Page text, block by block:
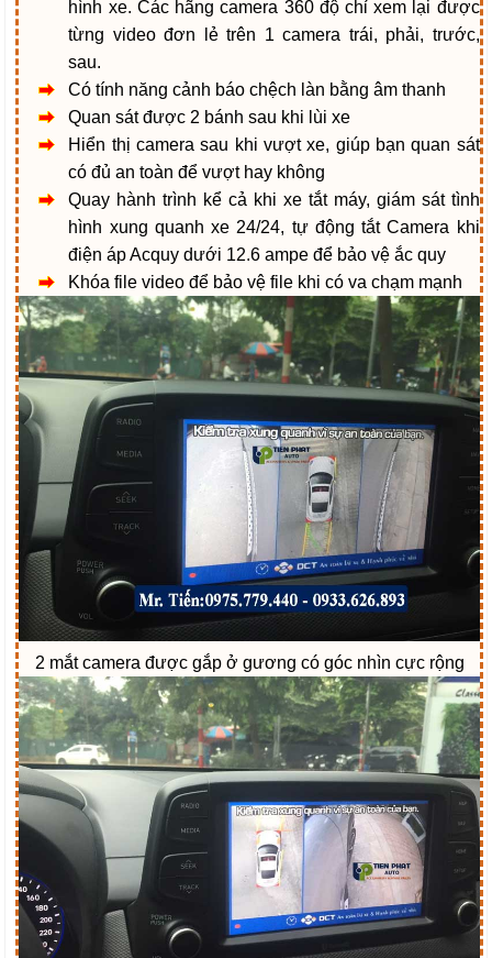
hình xe. Các hãng camera 360 độ chỉ xem lại được
từng video đơn lẻ trên 1 camera trái, phải, trước,
sau.
Có tính năng cảnh báo chệch làn bằng âm thanh
Quan sát được 2 bánh sau khi lùi xe
Hiển thị camera sau khi vượt xe, giúp bạn quan sát
có đủ an toàn để vượt hay không
Quay hành trình kể cả khi xe tắt máy, giám sát tình
hình xung quanh xe 24/24, tự động tắt Camera khi
điện áp Acquy dưới 12.6 ampe để bảo vệ ắc quy
Khóa file video để bảo vệ file khi có va chạm mạnh
2 mắt camera được gắp ở gương có góc nhìn cực rộng